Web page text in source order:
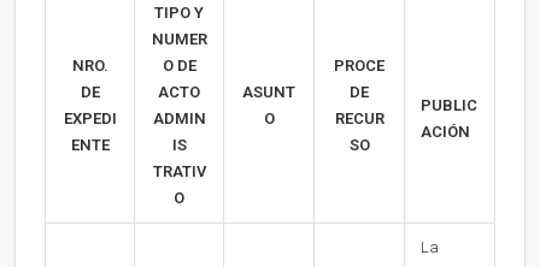
NRO.
DE
EXPEDI
ENTE
TIPO Y
NUMER
O DE
ACTO
ADMIN
IS
TRATIV
O
ASUNT
O
PROCE
DE
RECUR
SO
PUBLIC
ACIÓN
La